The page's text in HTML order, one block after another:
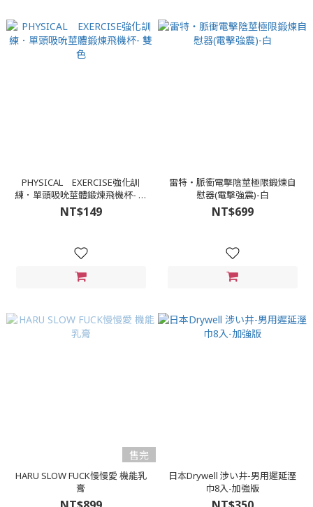
PHYSICAL EXERCISE強化訓
練．單頭吸吮莖體鍛煉飛機杯- 雙
色
NT$149
雷特‧脈衝電擊陰莖極限鍛煉自
慰器(電擊強震)-白
NT$699
售完
HARU SLOW FUCK慢慢愛 機能乳
膏
日本Drywell 涉い井-男用遲延溼
巾8入-加強版